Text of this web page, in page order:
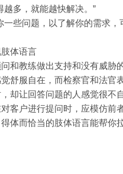
越多，就能越快解决。”
一些问题，以了解你的需求，
体语言
和教练做出支持和没有威胁
舒服自在，而检察官和法官
却让回答问题的人感觉很不
客户进行提问时，应模仿前
体而恰当的肢体语言能帮你